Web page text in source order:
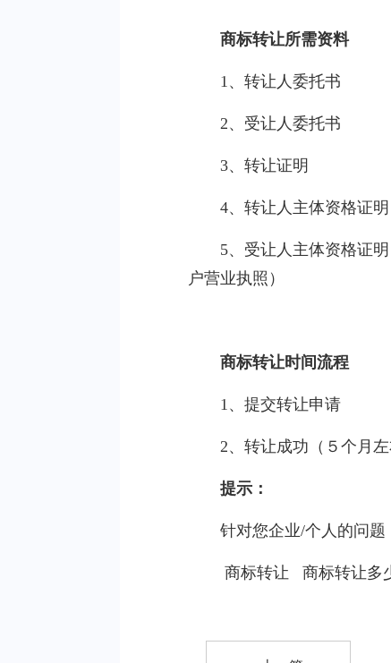
商标转让所需资料
1、转让人委托书
2、受让人委托书
3、转让证明
4、转让人主体资格证
5、受让人主体资格证
户营业执照）
商标转让时间流程
1、提交转让申请
2、转让成功（５个月左
提示：
针对您企业/个人的问题
商标转让 商标转让多